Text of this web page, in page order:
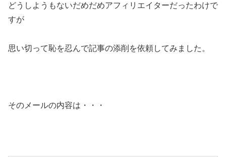
どうしようもないだめだめアフィリエイターだったわけで
すが
思い切って恥を忍んで記事の添削を依頼してみました。
そのメールの内容は・・・